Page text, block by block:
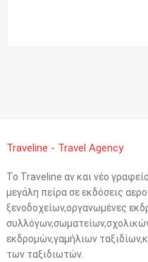
Traveline - Travel Agency
Το Traveline αν και νέο
μεγάλη πείρα σε εκδόσεις
ξενοδοχείων,οργανωμένες
εκδρομών,γαμήλιων
των ταξιδιωτών.